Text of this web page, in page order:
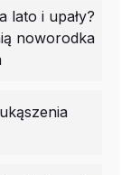
lato i upały?
noworodka